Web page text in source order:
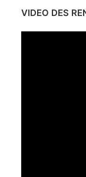
VIDEO DES